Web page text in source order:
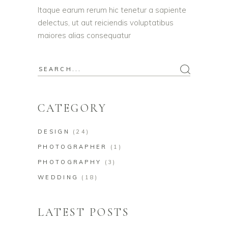
Itaque earum rerum hic tenetur a sapiente
delectus, ut aut reiciendis voluptatibus
maiores alias consequatur
CATEGORY
DESIGN (24)
PHOTOGRAPHER (1)
PHOTOGRAPHY (3)
WEDDING (18)
LATEST POSTS